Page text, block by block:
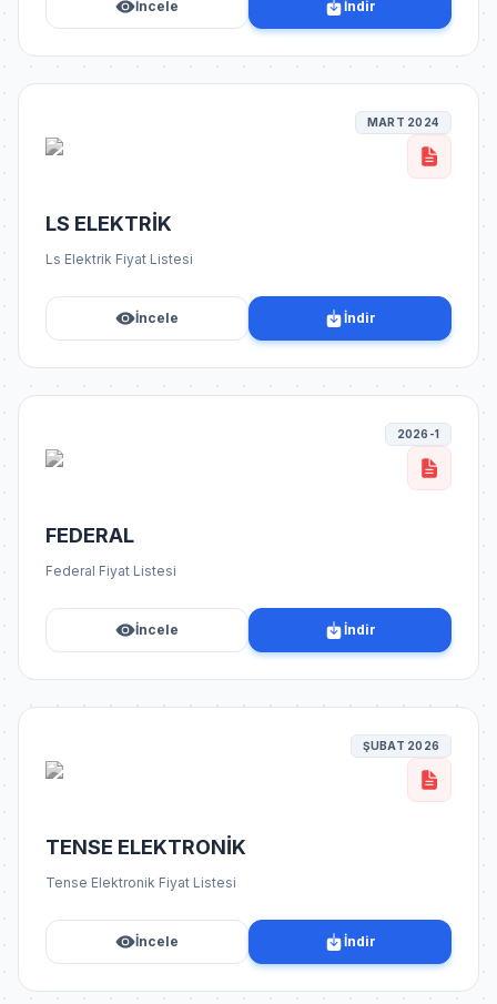
İncele İndir
MART 2024
LS ELEKTRİK
Ls Elektrik Fiyat Listesi
İncele İndir
2026-1
FEDERAL
Federal Fiyat Listesi
İncele İndir
ŞUBAT 2026
TENSE ELEKTRONİK
Tense Elektronik Fiyat Listesi
İncele İndir